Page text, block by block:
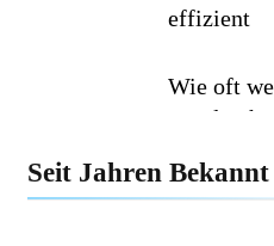
effizient
Wie oft
Seit Jahren